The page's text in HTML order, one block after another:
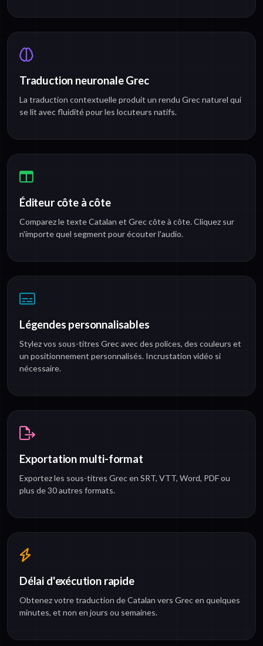
Traduction neuronale Grec
La traduction contextuelle produit un rendu Grec naturel qui
se lit avec fluidité pour les locuteurs natifs.
Éditeur côte à côte
Comparez le texte Catalan et Grec côte à côte. Cliquez sur
n'importe quel segment pour écouter l'audio.
Légendes personnalisables
Stylez vos sous-titres Grec avec des polices, des couleurs et
un positionnement personnalisés. Incrustation vidéo si
nécessaire.
Exportation multi-format
Exportez les sous-titres Grec en SRT, VTT, Word, PDF ou
plus de 30 autres formats.
Délai d'exécution rapide
Obtenez votre traduction de Catalan vers Grec en quelques
minutes, et non en jours ou semaines.